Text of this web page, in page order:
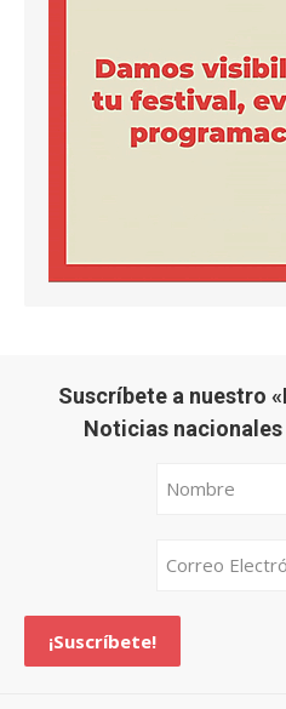
Suscríbete a nuestro
Noticias